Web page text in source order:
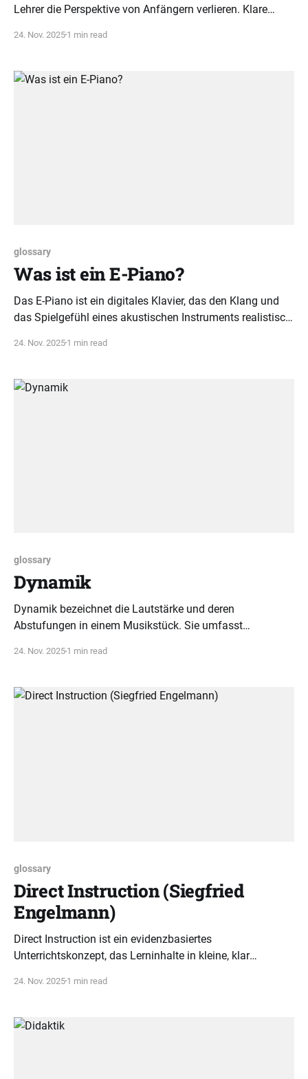
Lehrer die Perspektive von Anfängern verlieren. Klare
und Lernerfolg zu sichern.
24. Nov. 2025 1 min read
glossary
Was ist ein E-Piano?
Das E-Piano ist ein digitales Klavier, das den Klang und
das Spielgefühl eines akustischen Instruments realistisch
Lautstärkeregelung und leises Üben.
24. Nov. 2025 1 min read
glossary
Dynamik
Dynamik bezeichnet die Lautstärke und deren
Abstufungen in einem Musikstück. Sie umfasst
24. Nov. 2025 1 min read
glossary
Direct Instruction (Siegfried
Engelmann)
Direct Instruction ist ein evidenzbasiertes
Unterrichtskonzept, das Lerninhalte in kleine, klar
Wiederholung wird fehlerfreies Können systematisch
24. Nov. 2025 1 min read